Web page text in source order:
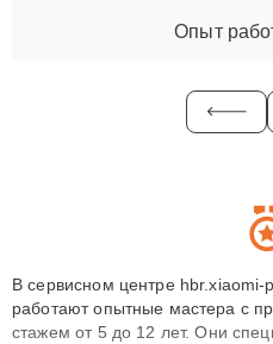
Опыт
В сервисном центре hbr.xiaomi-
работают опытные мастера с
стажем от 5 до 12 лет. Они